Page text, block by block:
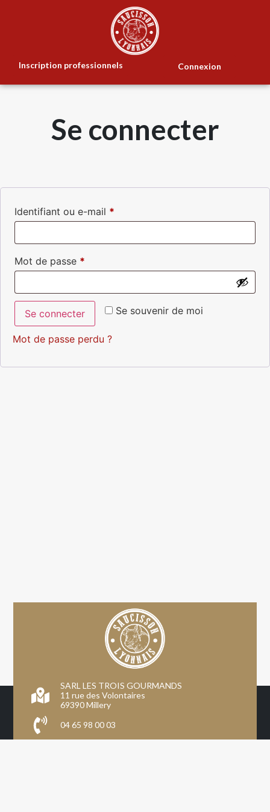
Inscription professionnels Connexion
Se connecter
Identifiant ou e-mail *
Mot de passe *
Se souvenir de moi
Se connecter
Mot de passe perdu ?
SARL LES TROIS GOURMANDS
11 rue des Volontaires
69390 Millery
04 65 98 00 03